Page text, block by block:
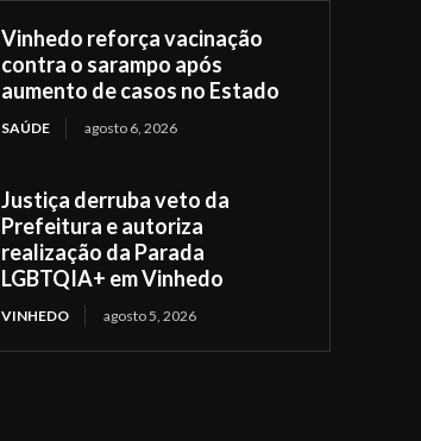
Vinhedo reforça vacinação
contra o sarampo após
aumento de casos no Estado
SAÚDE agosto 6, 2026
Justiça derruba veto da
Prefeitura e autoriza
realização da Parada
LGBTQIA+ em Vinhedo
VINHEDO agosto 5, 2026